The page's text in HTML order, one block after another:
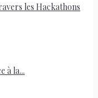
les Hackathons
à la...